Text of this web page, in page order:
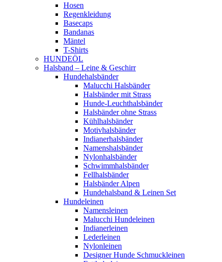
Hosen
Regenkleidung
Basecaps
Bandanas
Mäntel
T-Shirts
HUNDEÖL
Halsband – Leine & Geschirr
Hundehalsbänder
Malucchi Halsbänder
Halsbänder mit Strass
Hunde-Leuchthalsbänder
Halsbänder ohne Strass
Kühlhalsbänder
Motivhalsbänder
Indianerhalsbänder
Namenshalsbänder
Nylonhalsbänder
Schwimmhalsbänder
Fellhalsbänder
Halsbänder Alpen
Hundehalsband & Leinen Set
Hundeleinen
Namensleinen
Malucchi Hundeleinen
Indianerleinen
Lederleinen
Nylonleinen
Designer Hunde Schmuckleinen